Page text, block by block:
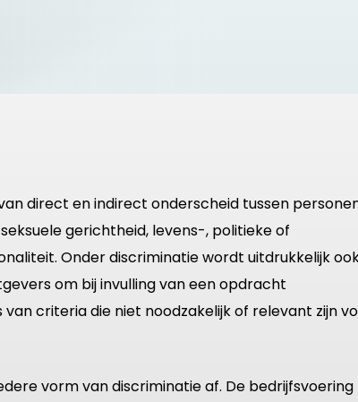
direct en indirect onderscheid tussen
gerichtheid, levens-, politieke of
Onder discriminatie wordt uitdrukkelijk
om bij invulling van een opdracht
criteria die niet noodzakelijk of relevant zijn
vorm van discriminatie af. De bedrijfsvoering